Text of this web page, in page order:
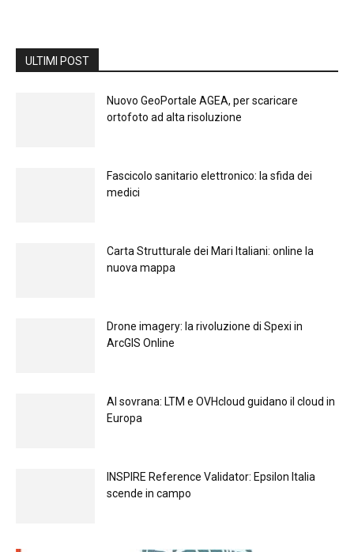
ULTIMI POST
Nuovo GeoPortale AGEA, per scaricare
ortofoto ad alta risoluzione
Fascicolo sanitario elettronico: la sfida dei
medici
Carta Strutturale dei Mari Italiani: online la
nuova mappa
Drone imagery: la rivoluzione di Spexi in
ArcGIS Online
Al sovrana: LTM е OVHcloud guidano il cloud in
Europа
INSPIRE Reference Validator: Epsilon Italia
scende in campo